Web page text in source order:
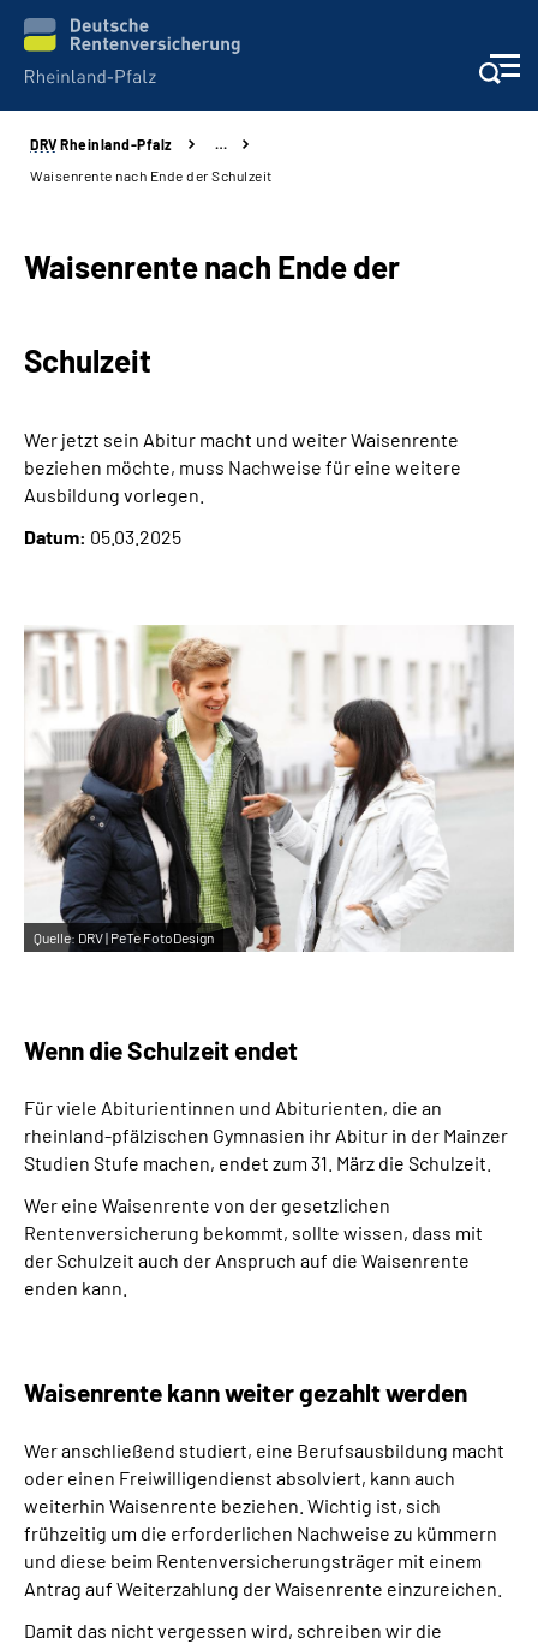
Unsere Leistungen
Karriere
Über uns
Leichte Sprache
Mein Kundenportal
DRV Rheinland-Pfalz
…
Waisenrente nach Ende der Schulzeit
Waisenrente nach Ende der
Schulzeit
Wer jetzt sein Abitur macht und weiter Waisenrente
beziehen möchte, muss Nachweise für eine weitere
Ausbildung vorlegen.
Datum: 05.03.2025
Quelle: DRV | PeTe FotoDesign
Wenn die Schulzeit endet
Für viele Abiturientinnen und Abiturienten, die an
rheinland-pfälzischen Gymnasien ihr Abitur in der Mainzer
Studien Stufe machen, endet zum 31. März die Schulzeit.
Wer eine Waisenrente von der gesetzlichen
Rentenversicherung bekommt, sollte wissen, dass mit
der Schulzeit auch der Anspruch auf die Waisenrente
enden kann.
Waisenrente kann weiter gezahlt werden
Wer anschließend studiert, eine Berufsausbildung macht
oder einen Freiwilligendienst absolviert, kann auch
weiterhin Waisenrente beziehen. Wichtig ist, sich
frühzeitig um die erforderlichen Nachweise zu kümmern
und diese beim Rentenversicherungsträger mit einem
Antrag auf Weiterzahlung der Waisenrente einzureichen.
Damit das nicht vergessen wird, schreiben wir die